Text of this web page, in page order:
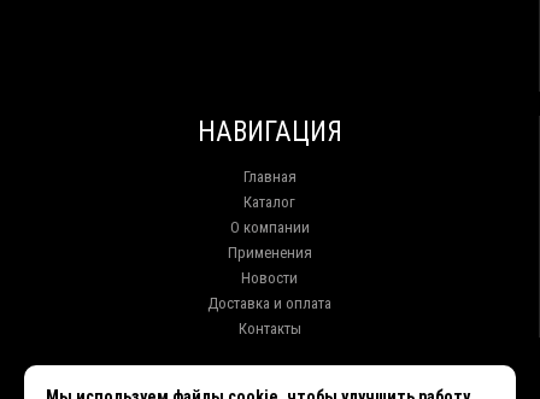
НАВИГАЦИЯ
Главная
Каталог
О компании
Применения
Новости
Доставка и оплата
Контакты